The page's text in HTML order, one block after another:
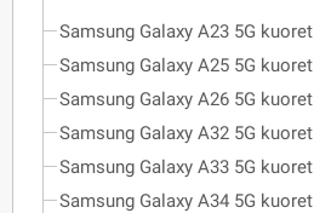
Samsung Galaxy A23 5G kuoret
Samsung Galaxy A25 5G kuoret
Samsung Galaxy A26 5G kuoret
Samsung Galaxy A32 5G kuoret
Samsung Galaxy A33 5G kuoret
Samsung Galaxy A34 5G kuoret